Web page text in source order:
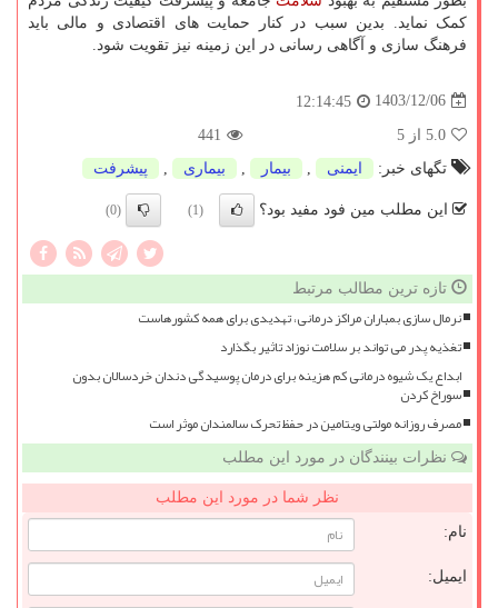
کمک نماید. بدین سبب در کنار حمایت های اقتصادی و مالی باید
فرهنگ سازی و آگاهی رسانی در این زمینه نیز تقویت شود.
1403/12/06
12:14:45
5.0 از 5
441
تگهای خبر:
ایمنی بیمار بیماری پیشرفت
این مطلب مین فود مفید بود؟ (1)
(0)
تازه ترین مطالب مرتبط
نرمال سازی بمباران مراکز درمانی، تهدیدی برای همه کشورهاست
تغذیه پدر می تواند بر سلامت نوزاد تاثیر بگذارد
ابداع یک شیوه درمانی کم هزینه برای درمان پوسیدگی دندان خردسالان بدون
سوراخ کردن
مصرف روزانه مولتی ویتامین در حفظ تحرک سالمندان موثر است
نظرات بینندگان در مورد این مطلب
نظر شما در مورد این مطلب
نام:
ایمیل: